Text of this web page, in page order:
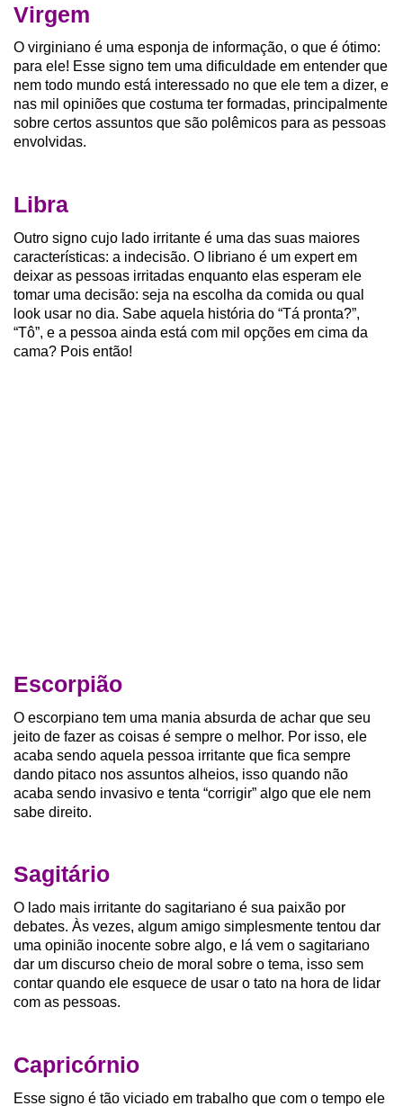
Virgem
O virginiano é uma esponja de informação, o que é ótimo:
para ele! Esse signo tem uma dificuldade em entender que
nem todo mundo está interessado no que ele tem a dizer, e
nas mil opiniões que costuma ter formadas, principalmente
sobre certos assuntos que são polêmicos para as pessoas
envolvidas.
Libra
Outro signo cujo lado irritante é uma das suas maiores
características: a indecisão. O libriano é um expert em
deixar as pessoas irritadas enquanto elas esperam ele
tomar uma decisão: seja na escolha da comida ou qual
look usar no dia. Sabe aquela história do “Tá pronta?”,
“Tô”, e a pessoa ainda está com mil opções em cima da
cama? Pois então!
Escorpião
O escorpiano tem uma mania absurda de achar que seu
jeito de fazer as coisas é sempre o melhor. Por isso, ele
acaba sendo aquela pessoa irritante que fica sempre
dando pitaco nos assuntos alheios, isso quando não
acaba sendo invasivo e tenta “corrigir” algo que ele nem
sabe direito.
Sagitário
O lado mais irritante do sagitariano é sua paixão por
debates. Às vezes, algum amigo simplesmente tentou dar
uma opinião inocente sobre algo, e lá vem o sagitariano
dar um discurso cheio de moral sobre o tema, isso sem
contar quando ele esquece de usar o tato na hora de lidar
com as pessoas.
Capricórnio
Esse signo é tão viciado em trabalho que com o tempo ele